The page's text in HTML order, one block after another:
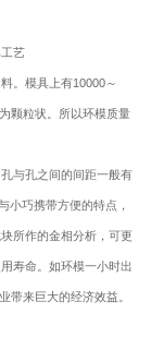
艺
。模具上有10000～
颗粒状。所以环模质量
与孔之间的间距一般有
小巧携带方便的特点，
所作的金相分析，可更
寿命。如环模一小时出
带来巨大的经济效益。